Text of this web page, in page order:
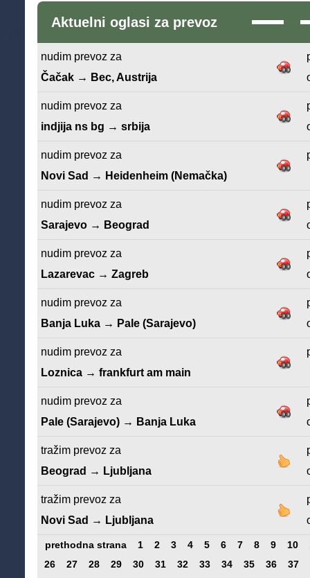
Aktuelni oglasi za prevoz
nudim prevoz za
Čačak → Bec, Austrija
nudim prevoz za
indjija ns bg → srbija
nudim prevoz za
Novi Sad → Heidenheim (Nemačka)
nudim prevoz za
Sarajevo → Beograd
nudim prevoz za
Lazarevac → Zagreb
nudim prevoz za
Banja Luka → Pale (Sarajevo)
nudim prevoz za
Loznica → frankfurt am main
nudim prevoz za
Pale (Sarajevo) → Banja Luka
tražim prevoz za
Beograd → Ljubljana
tražim prevoz za
Novi Sad → Ljubljana
prethodna strana 1 2 3 4 5 6 7 8 9 10
26
27 28 29 30 31 32 33 34 35 36 37